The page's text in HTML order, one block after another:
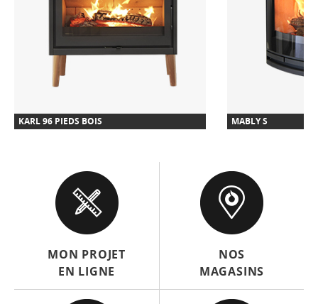
KARL 96 PIEDS BOIS MABLY S
MON PROJET
EN LIGNE
NOS
MAGASINS